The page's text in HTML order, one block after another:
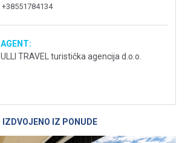
+38551784134
AGENT:
ULLI TRAVEL turistička agencija d.o.o.
IZDVOJENO IZ PONUDE